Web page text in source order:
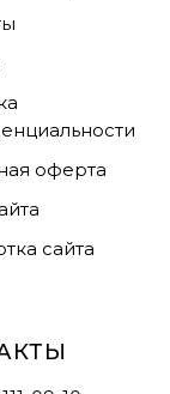
оферта
сайта